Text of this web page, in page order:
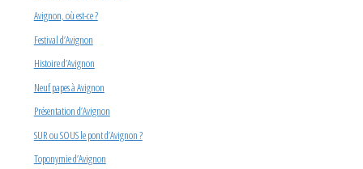
Avignon, où est-ce ?
Festival d’Avignon
Histoire d’Avignon
Neuf papes à Avignon
Présentation d’Avignon
SUR ou SOUS le pont d’Avignon ?
Toponymie d’Avignon